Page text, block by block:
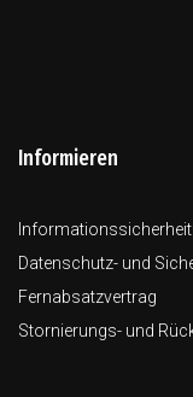
Informieren
Datenschutz- und
Fernabsatzvertrag
Stornierungs- und